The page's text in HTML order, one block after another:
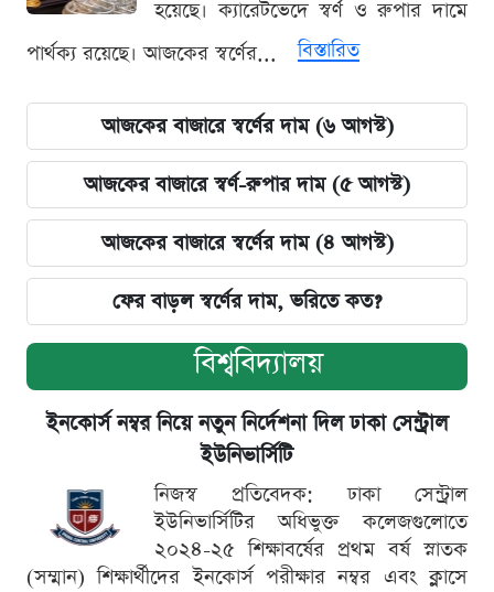
হয়েছে। ক্যারেটভেদে স্বর্ণ ও রুপার দামে
পার্থক্য রয়েছে। আজকের স্বর্ণের...
বিস্তারিত
আজকের বাজারে স্বর্ণের দাম (৬ আগস্ট)
আজকের বাজারে স্বর্ণ-রুপার দাম (৫ আগস্ট)
আজকের বাজারে স্বর্ণের দাম (৪ আগস্ট)
ফের বাড়ল স্বর্ণের দাম, ভরিতে কত?
বিশ্ববিদ্যালয়
ইনকোর্স নম্বর নিয়ে নতুন নির্দেশনা দিল ঢাকা সেন্ট্রাল
ইউনিভার্সিটি
নিজস্ব প্রতিবেদক: ঢাকা সেন্ট্রাল
ইউনিভার্সিটির অধিভুক্ত কলেজগুলোতে
২০২৪-২৫ শিক্ষাবর্ষের প্রথম বর্ষ স্নাতক
(সম্মান) শিক্ষার্থীদের ইনকোর্স পরীক্ষার নম্বর এবং ক্লাসে